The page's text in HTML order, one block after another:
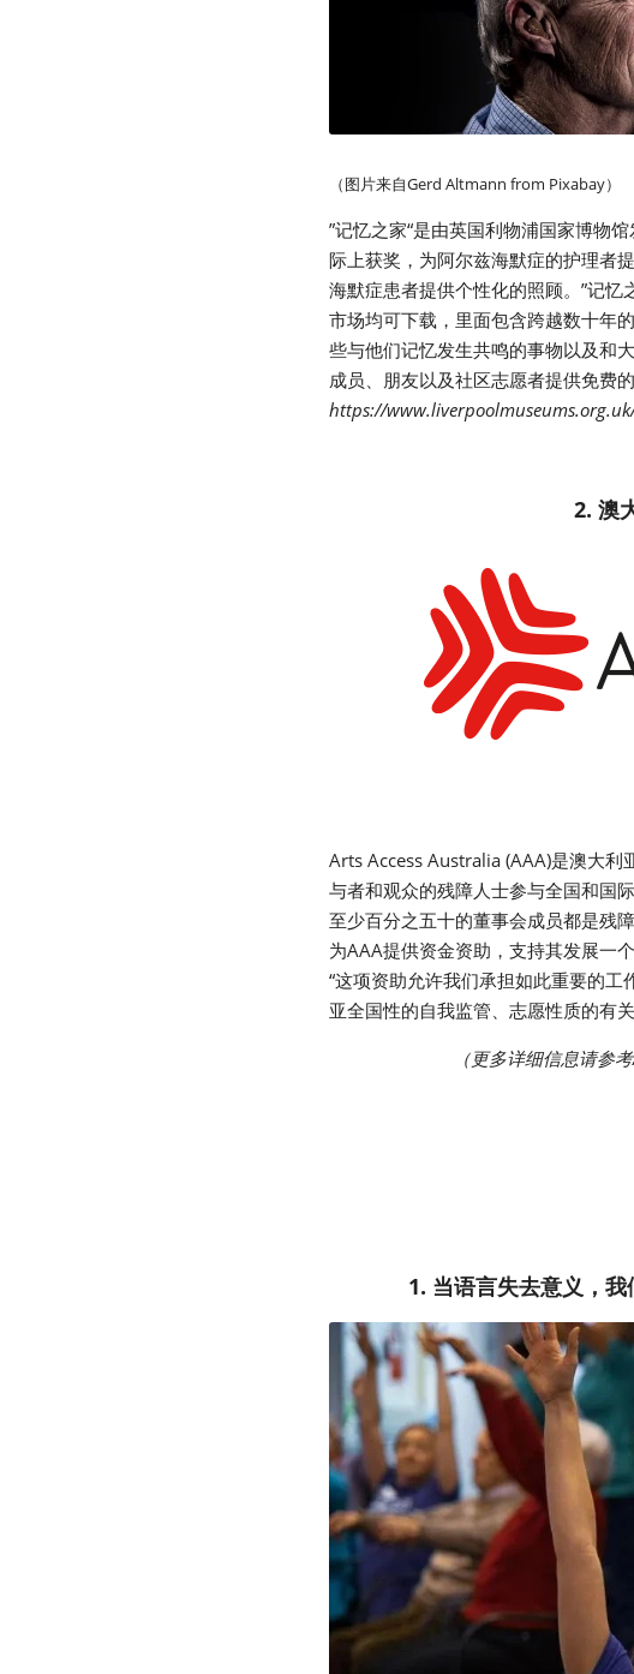
（图片来自Gerd Altmann from Pixabay）
”记忆之家“是由英国利物浦国家博物
际上获奖，为阿尔兹海默症的护理者
海默症患者提供个性化的照顾。”记
市场均可下载，里面包含跨越数十年
些与他们记忆发生共鸣的事物以及和
成员、朋友以及社区志愿者提供免费
https://
2. 澳
Arts Access Australia (AAA)是澳大
与者和观众的残障人士参与全国和国
至少百分之五十的董事会成员都是残
为AAA提供资金资助，支持其发展一
“这项资助允许我们承担如此重要的
亚全国性的自我监管、志愿性质的有
（更多详细信息请参
1. 当语言失去意义，